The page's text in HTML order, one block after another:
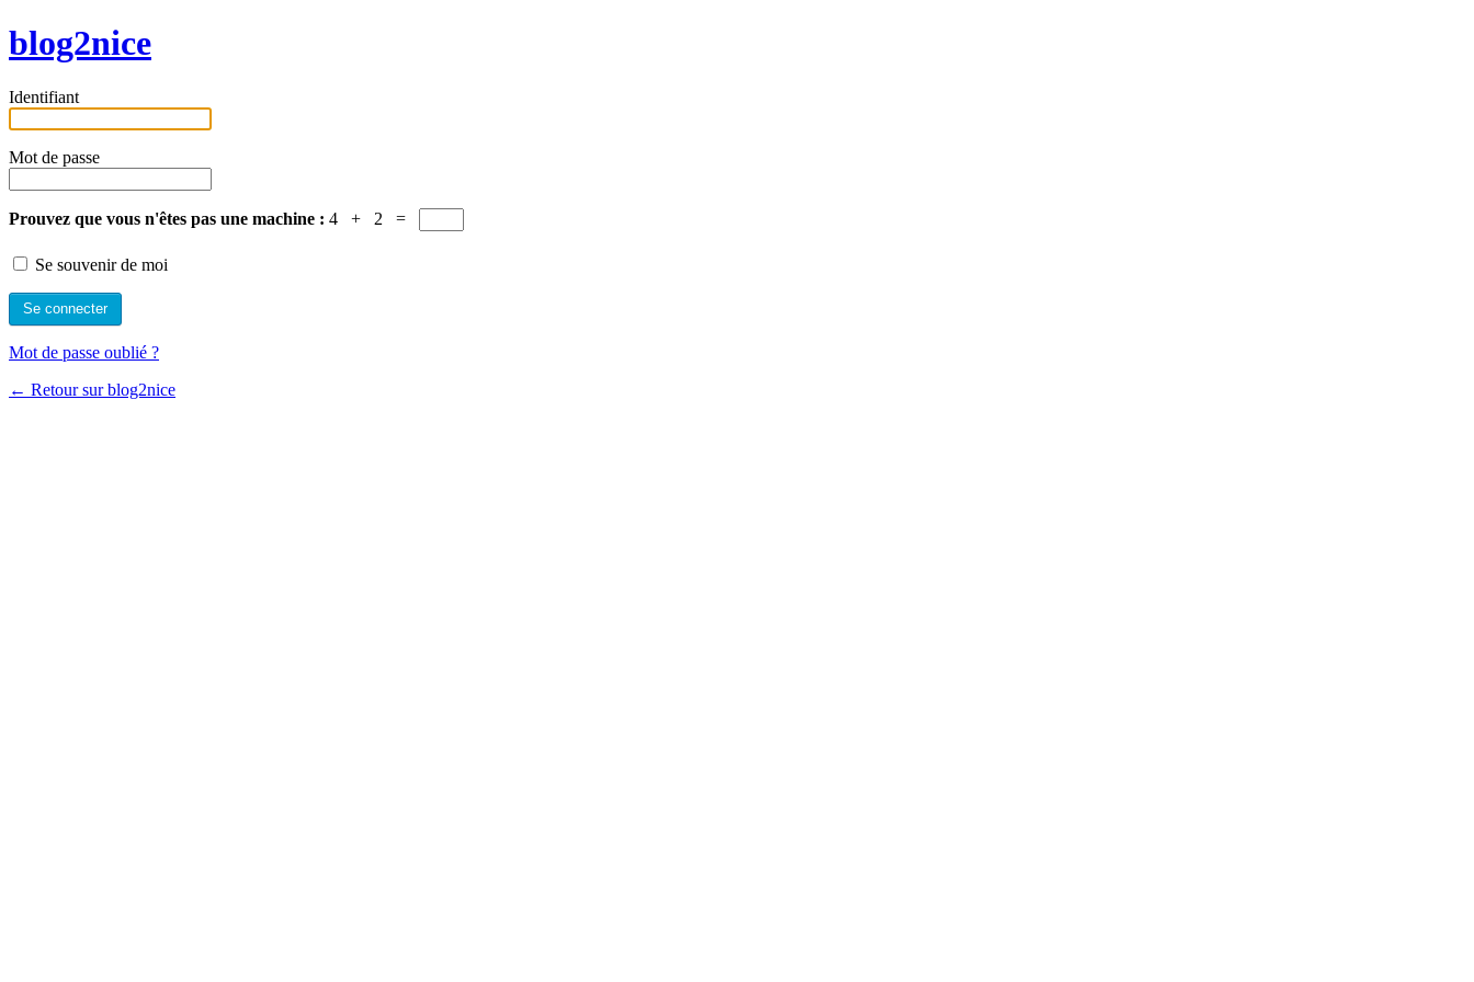
blog2nice
Identifiant
Mot de passe
Prouvez que vous n'êtes pas une machine : 4 + 2 =
Se souvenir de moi
Mot de passe oublié ?
← Retour sur blog2nice